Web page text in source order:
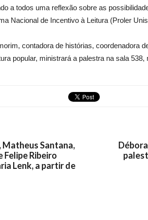
a todos uma reflexão sobre as
Nacional de Incentivo à Leitura (Proler
contadora de histórias, coordenadora
popular, ministrará a palestra na sala 538,
Santana,
Felipe Ribeiro
Lenk, a partir de